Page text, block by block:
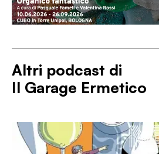
Altri podcast di
Il Garage Ermetico